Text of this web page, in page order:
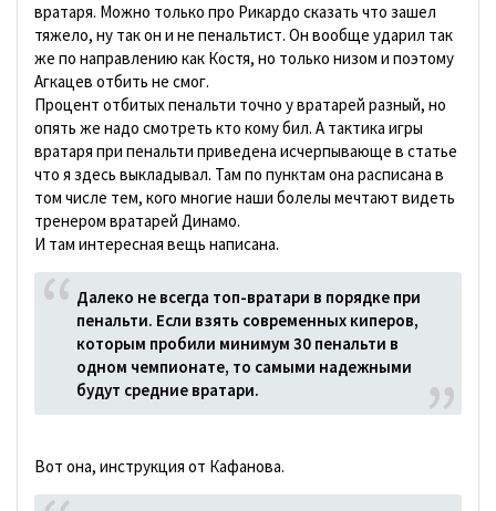
вратаря. Можно только про Рикардо сказать что зашел
тяжело, ну так он и не пенальтист. Он вообще ударил так
же по направлению как Костя, но только низом и поэтому
Агкацев отбить не смог.
Процент отбитых пенальти точно у вратарей разный, но
опять же надо смотреть кто кому бил. А тактика игры
вратаря при пенальти приведена исчерпывающе в статье
что я здесь выкладывал. Там по пунктам она расписана в
том числе тем, кого многие наши болелы мечтают видеть
тренером вратарей Динамо.
И там интересная вещь написана.
Далеко не всегда топ-вратари в порядке при
пенальти. Если взять современных киперов,
которым пробили минимум 30 пенальти в
одном чемпионате, то самыми надежными
будут средние вратари.
Вот она, инструкция от Кафанова.